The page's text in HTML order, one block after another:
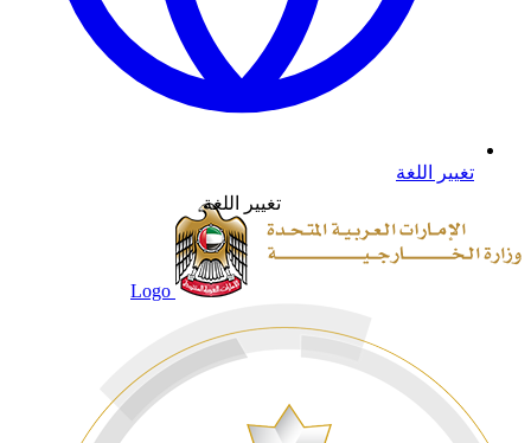
تغيير اللغة
تغيير اللغة
Logo